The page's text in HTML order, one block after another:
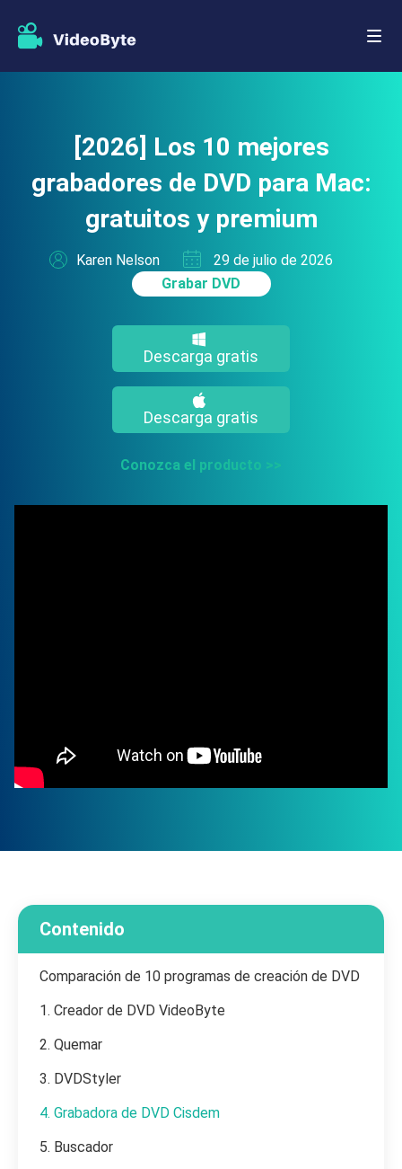
[2026] Los 10 mejores
grabadores de DVD para Mac:
gratuitos y premium
Karen Nelson
29 de julio de 2026
Grabar DVD
Descarga gratis
Descarga gratis
Conozca el producto >>
Contenido
Comparación de 10 programas de creación de DVD
1. Creador de DVD VideoByte
2. Quemar
3. DVDStyler
4. Grabadora de DVD Cisdem
5. Buscador